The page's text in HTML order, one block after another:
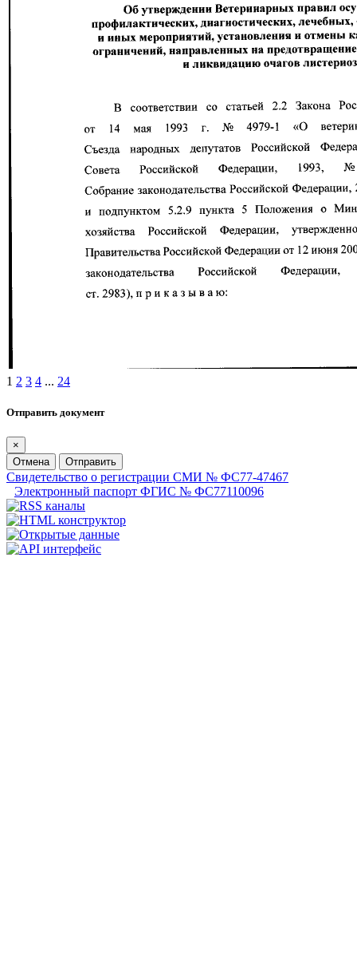
1 2 3 4 ... 24
Отправить документ
×
Отмена
Отправить
Свидетельство о регистрации СМИ № ФС77-47467
Электронный паспорт ФГИС № ФС77110096